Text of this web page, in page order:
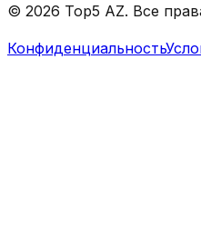
© 2026 Top5 AZ. Все
Конфиденциальность